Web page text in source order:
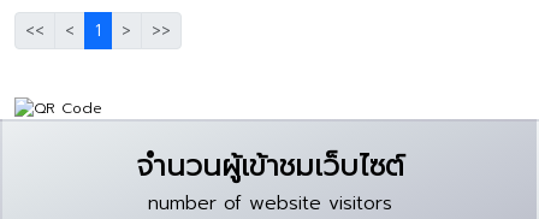
<< < 1 > >>
จำนวนผู้เข้าชมเว็บไซต์
number of website visitors